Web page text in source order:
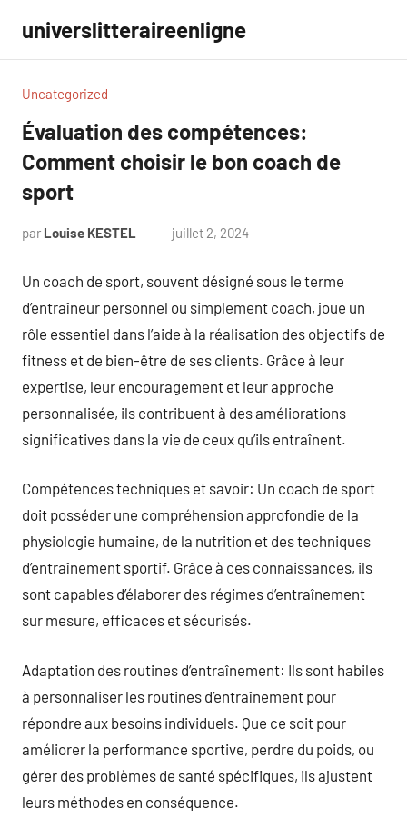
contenu
universlitteraireenligne
Uncategorized
Évaluation des compétences:
Comment choisir le bon coach de
sport
par Louise KESTEL juillet 2, 2024
Un coach de sport, souvent désigné sous le terme
d’entraîneur personnel ou simplement coach, joue un
rôle essentiel dans l’aide à la réalisation des objectifs de
fitness et de bien-être de ses clients. Grâce à leur
expertise, leur encouragement et leur approche
personnalisée, ils contribuent à des améliorations
significatives dans la vie de ceux qu’ils entraînent.
Compétences techniques et savoir: Un coach de sport
doit posséder une compréhension approfondie de la
physiologie humaine, de la nutrition et des techniques
d’entraînement sportif. Grâce à ces connaissances, ils
sont capables d’élaborer des régimes d’entraînement
sur mesure, efficaces et sécurisés.
Adaptation des routines d’entraînement: Ils sont habiles
à personnaliser les routines d’entraînement pour
répondre aux besoins individuels. Que ce soit pour
améliorer la performance sportive, perdre du poids, ou
gérer des problèmes de santé spécifiques, ils ajustent
leurs méthodes en conséquence.